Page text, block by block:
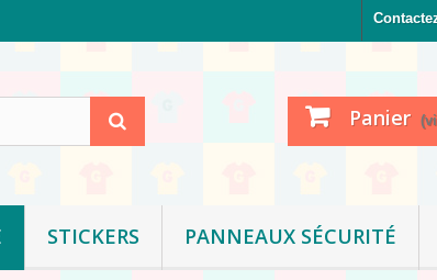
Panier
STICKERS PANNEAUX SÉCURITÉ